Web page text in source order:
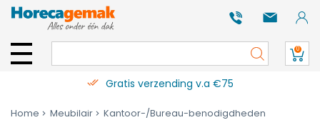
0
Gratis verzending v.a €75
Home Meubilair
Kantoor-/Bureau-benodigdheden